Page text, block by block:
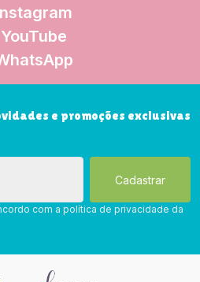
YouTube
e promoções exclusivas
com a política de privacidade da